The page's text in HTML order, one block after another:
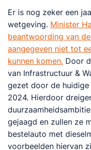
Er is nog zeker een
wetgeving. Minister
beantwoording van
aangegeven niet tot
kunnen komen. Door
van Infrastructuur &
gezet door de
2024. Hierdoor
gejaagd en zullen ze
bestelauto met
voorbeelden hiervan